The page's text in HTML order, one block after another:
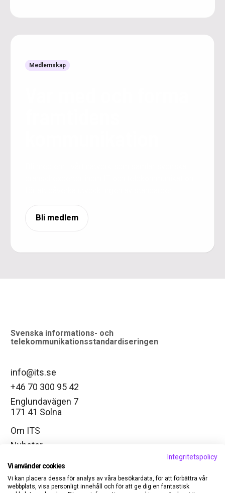
Medlemskap
Bli medlem
Svenska informations- och
telekommunikationsstandardiseringen
info@its.se
+46 70 300 95 42
Englundavägen 7
171 41 Solna
Om ITS
Nyheter
Ändra cookie-inställningar
Integritetspolicy
Vi använder cookies
Vi kan placera dessa för analys av våra besökardata, för att förbättra vår
webbplats, visa personligt innehåll och för att ge dig en fantastisk